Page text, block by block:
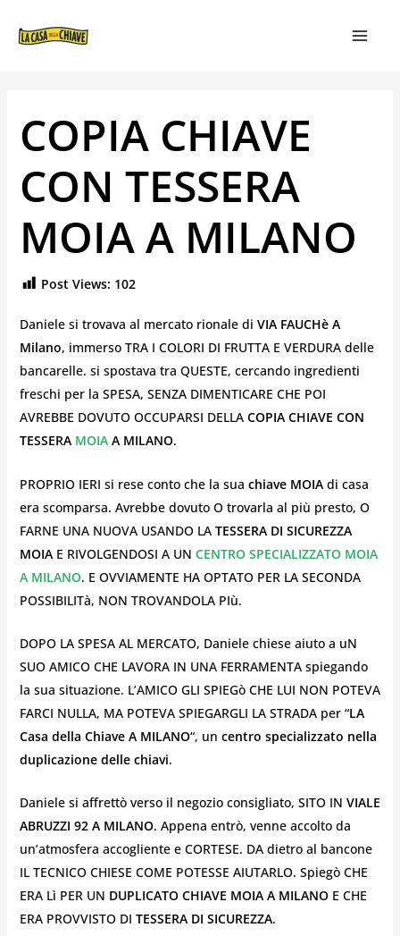
COPIA CHIAVE
CON TESSERA
MOIA A MILANO
Post Views: 102
Daniele si trovava al mercato rionale di VIA FAUCHè A
Milano, immerso TRA I COLORI DI FRUTTA E VERDURA delle
bancarelle. si spostava tra QUESTE, cercando ingredienti
freschi per la SPESA, SENZA DIMENTICARE CHE POI
AVREBBE DOVUTO OCCUPARSI DELLA COPIA CHIAVE CON
TESSERAMOIAA MILANO.
PROPRIO IERI si rese conto che la sua chiave MOIAdi casa
era scomparsa. Avrebbe dovuto O trovarla al più presto, O
FARNE UNA NUOVA USANDO LA TESSERA DI SICUREZZA
MOIA E RIVOLGENDOSI A UN CENTRO SPECIALIZZATO MOIA
A MILANO. E OVVIAMENTE HA OPTATO PER LA SECONDA
POSSIBILITà, NON TROVANDOLA PIù.
DOPO LA SPESA AL MERCATO, Daniele chiese aiuto a uN
SUO AMICO CHE LAVORA IN UNA FERRAMENTA spiegando
la sua situazione. L’AMICO GLI SPIEGò CHE LUI NON POTEVA
FARCI NULLA, MA POTEVA SPIEGARGLI LA STRADA per “LA
Casa della Chiave A MILANO“, un centro specializzato nella
duplicazione delle chiavi.
Daniele si affrettò verso il negozio consigliato, SITO IN VIALE
ABRUZZI 92 A MILANO. Appena entrò, venne accolto da
un’atmosfera accogliente e CORTESE. DA dietro al bancone
IL TECNICO CHIESE COME POTESSE AIUTARLO. Spiegò CHE
ERA Lì PER UN DUPLICATO CHIAVE MOIA A MILANOE CHE
ERA PROVVISTO DI TESSERA DI SICUREZZA.
ARTICOLI